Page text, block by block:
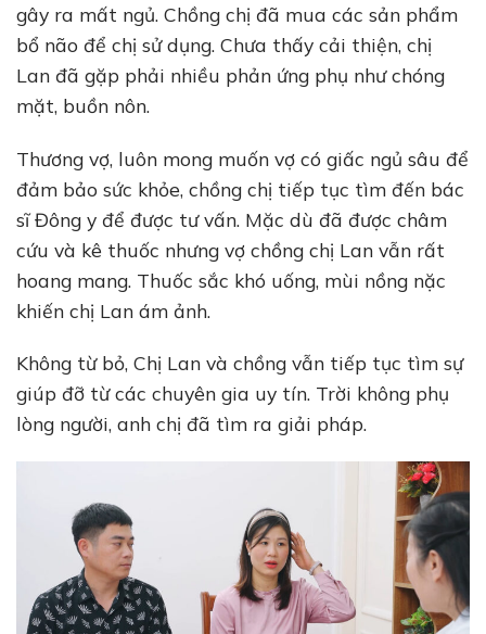
gây ra mất ngủ. Chồng chị đã mua các sản phẩm
bổ não để chị sử dụng. Chưa thấy cải thiện, chị
Lan đã gặp phải nhiều phản ứng phụ như chóng
mặt, buồn nôn.
Thương vợ, luôn mong muốn vợ có giấc ngủ sâu để
đảm bảo sức khỏe, chồng chị tiếp tục tìm đến bác
sĩ Đông y để được tư vấn. Mặc dù đã được châm
cứu và kê thuốc nhưng vợ chồng chị Lan vẫn rất
hoang mang. Thuốc sắc khó uống, mùi nồng nặc
khiến chị Lan ám ảnh.
Không từ bỏ, Chị Lan và chồng vẫn tiếp tục tìm sự
giúp đỡ từ các chuyên gia uy tín. Trời không phụ
lòng người, anh chị đã tìm ra giải pháp.